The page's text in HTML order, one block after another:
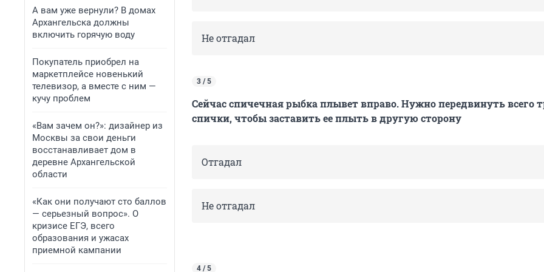
А вам уже вернули? В домах
Архангельска должны
включить горячую воду
Покупатель приобрел на
маркетплейсе новенький
телевизор, а вместе с ним —
кучу проблем
«Вам зачем он?»: дизайнер из
Москвы за свои деньги
восстанавливает дом в
деревне Архангельской
области
«Как они получают сто баллов
— серьезный вопрос». О
кризисе ЕГЭ, всего
образования и ужасах
приемной кампании
Не отгадал
3 / 5
Сейчас спичечная рыбка плывет вправо. Нужно передвинуть всего
спички, чтобы заставить ее плыть в другую сторону
Отгадал
Не отгадал
4 / 5